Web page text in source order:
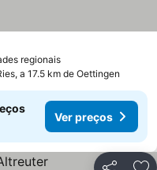
regionais
a 17.5 km de Oettingen
Ver preços